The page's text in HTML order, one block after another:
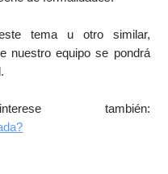
tema u otro similar,
nuestro equipo se pondrá
también: